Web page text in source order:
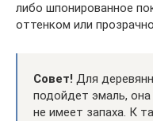
либо шпонированное
оттенком или
Совет! Для
подойдет эмаль,
не имеет запаха. К